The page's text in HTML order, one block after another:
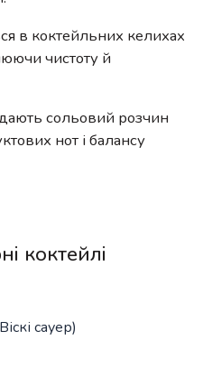
в коктейльних келихах
чистоту й
сольовий розчин
нот і балансу
коктейлі
сауер)